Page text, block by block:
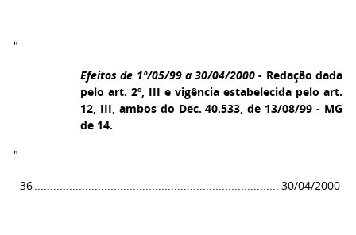
"
Efeitos de 1º/05/99 a 30/04/2000 - Redação dada
pelo art. 2º, III e vigência estabelecida pelo art.
12, III, ambos do Dec. 40.533, de 13/08/99 - MG
de 14.
"
36............................................................................. 30/04/2000